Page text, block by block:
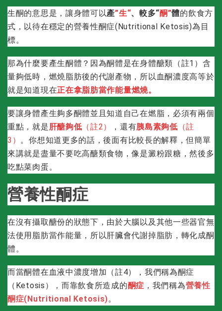
生酮的意思是，讓身體可以產”生“、較多“酮”體的飲食方
式，以待在穩定的營養性酮症(Nutritional Ketosis)為目
標。
那為什麼要產生酮體？因為酮體是在身體醣類（註1）含
量夠低時，燃燒脂肪後的代謝產物，所以血酮濃度高等於
就是知道現在正在拿脂肪當作能量燃燒。
要讓身體產生夠多酮體並且知道自己在燃脂，必須有兩個
重點，就是肝醣夠低 （註2） ，還有胰島素夠低 （註
3） 。你想知道更多的話，後面有比較長的解釋，但簡單
來講就是盡量不要吃高醣類食物，像是澱粉跟糖，然後多
吃點菜肉蛋。
營養性酮症
在沒有攝取醣份的狀態下，由於大腦以及其他一些器官無
法使用脂肪當作能量，所以肝臟會代謝掉脂肪，轉化成酮
體。
而當酮體在血液中濃度增加（註4），我們稱為酮症
（Ketosis），而靠飲食所造成的酮症 ，我們稱為營養性
酮症(Nutritional Ketosis)。